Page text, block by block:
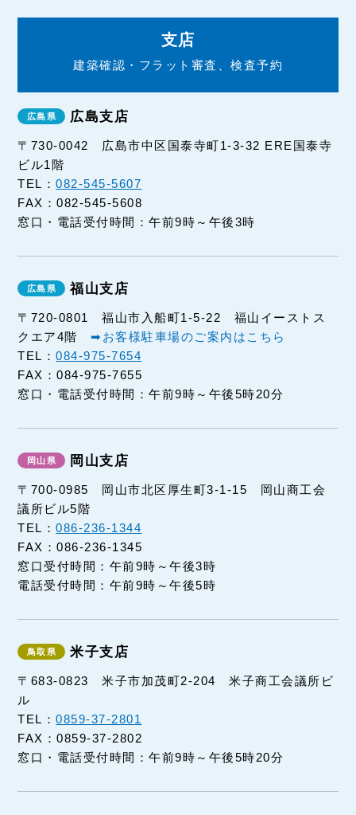
支店
建築確認・フラット審査、検査予約
広島支店
〒730-0042 広島市中区国泰寺町1-3-32 ERE国泰寺
ビル1階
TEL：082-545-5607
FAX：082-545-5608
窓口・電話受付時間：午前9時～午後3時
福山支店
〒720-0801 福山市入船町1-5-22 福山イーストス
クエア4階➡お客様駐車場のご案内はこちら
TEL：084-975-7654
FAX：084-975-7655
窓口・電話受付時間：午前9時～午後5時20分
岡山支店
〒700-0985 岡山市北区厚生町3-1-15 岡山商工会
議所ビル5階
TEL：086-236-1344
FAX：086-236-1345
窓口受付時間：午前9時～午後3時
電話受付時間：午前9時～午後5時
米子支店
〒683-0823 米子市加茂町2-204 米子商工会議所ビ
ル
TEL：0859-37-2801
FAX：0859-37-2802
窓口・電話受付時間：午前9時～午後5時20分